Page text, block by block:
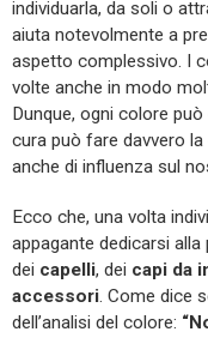
individuarla, da soli o
aiuta notevolmente a
aspetto complessivo. I
volte anche in modo
Dunque, ogni colore
cura può fare davvero
anche di influenza sul
Ecco che, una volta
appagante dedicarsi
dei capelli, dei capi da
accessori. Come dice
dell’analisi del colore: